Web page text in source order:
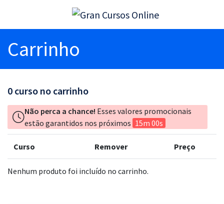
Carrinho
0 curso no carrinho
Não perca a chance! Esses valores promocionais
estão garantidos nos próximos 15m 00s
Curso Remover Preço
Nenhum produto foi incluído no carrinho.